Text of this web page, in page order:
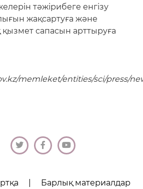
тәжірибеге енгізу
жақсартуға және
сапасын арттыруға
memleket/entities/sci/press/
Барлық материалдар